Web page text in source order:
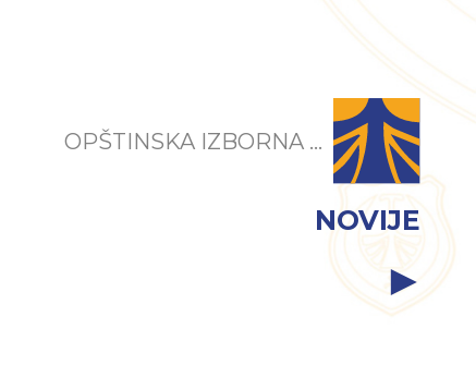
OPŠTINSKA IZBORNA ...
NOVIJE